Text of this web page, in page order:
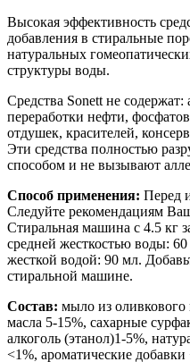
Высокая эффективность
добавления в стиральные
натуральных
структуры воды.
Средства Sonett не
переработки нефти,
отдушек, красителей,
Эти средства полностью
способом и не вызывают
Способ применения: Перед
Следуйте рекомендациям
Стиральная машина с 4.5 кг
средней жесткостью воды:
жесткой водой: 90 мл.
стиральной машине.
Состав: мыло из оливкового
масла 5-15%, сахарные
алкоголь (этанол)1-5%,
<1%, ароматические добавки